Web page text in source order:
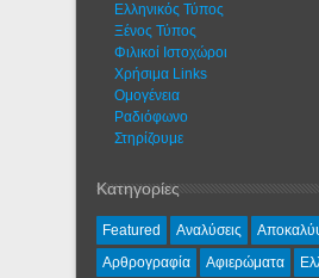
Ελληνικός Τύπος
Ξένος Τύπος
Φιλικοί Ιστοχώροι
Χρήσιμα Links
Ομογένεια
Ραδιόφωνο
Στηρίζουμε
Κατηγορίες
Featured Αναλύσεις
Αρθρογραφία
Αφιερώματα